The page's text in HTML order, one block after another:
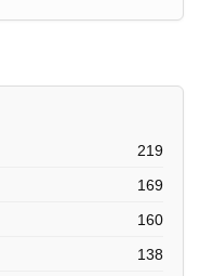
219
169
160
138